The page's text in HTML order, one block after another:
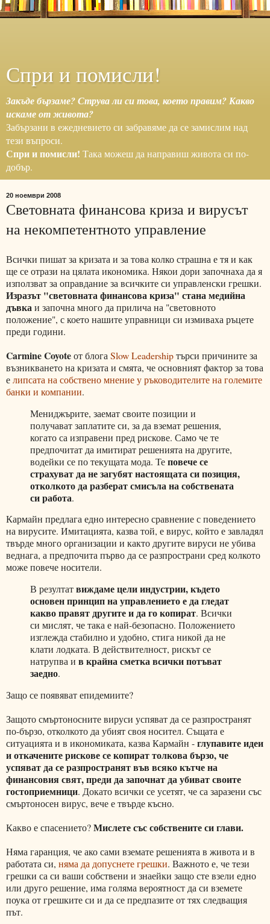
Спри и помисли!
Закъде бързаме? Струва ли си това, което правим? Какво
искаме от живота?
Забързани в ежедневието си забравяме да се замислим над
тези въпроси.
Спри и помисли! Така можеш да направиш живота си по-
добър.
20 ноември 2008
Световната финансова криза и вирусът
на некомпетентното управление
Всички пишат за кризата и за това колко страшна е тя и как
ще се отрази на цялата икономика. Някои дори започнаха да я
използват за оправдание за всичките си управленски грешки.
Изразът "световната финансова криза" стана медийна
дъвкаи започна много да прилича на "световното
положение", с което нашите управници си измиваха ръцете
преди години.
Carmine Coyoteот блога Slow Leadershipтърси причините за
възникването на кризата и смята, че основният фактор за това
елипсата на собствено мнение у ръководителите на големите
банки и компании.
Мениджърите, заемат своите позиции и
получават заплатите си, за да вземат решения,
когато са изправени пред рискове. Само че те
предпочитат да имитират решенията на другите,
водейки се по текущата мода. Теповече се
страхуват да не загубят настоящата си позиция,
отколкото да разберат смисъла на собствената
си работа.
Кармайн предлага едно интересно сравнение с поведението
на вирусите. Имитацията, казва той, е вирус, който е завладял
твърде много организации и както другите вируси не убива
веднага, а предпочита първо да се разпространи сред колкото
може повече носители.
В резултатвиждаме цели индустрии, където
основен принцип на управлението е да гледат
какво правят другите и да го копират. Всички
си мислят, че така е най-безопасно. Положението
изглежда стабилно и удобно, стига никой да не
клати лодката. В действителност, рискът се
натрупва и в крайна сметка всички потъват
заедно.
Защо се появяват епидемиите?
Защото смъртоносните вируси успяват да се разпространят
по-бързо, отколкото да убият своя носител. Същата е
ситуацията и в икономиката, казва Кармайн -глупавите идеи
и откачените рискове се копират толкова бързо, че
успяват да се разпространят във всяко кътче на
финансовия свят, преди да започнат да убиват своите
гостоприемници. Докато всички се усетят, че са заразени със
смъртоносен вирус, вече е твърде късно.
Какво е спасението?Мислете със собствените си глави.
Няма гаранция, че ако сами вземате решенията в живота и в
работата си, няма да допуснете грешки. Важното е, че тези
грешки са си ваши собствени и знаейки защо сте взели едно
или друго решение, има голяма вероятност да си вземете
поука от грешките си и да се предпазите от тях следващия
път.